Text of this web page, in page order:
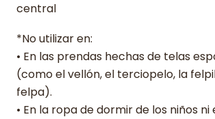
central
*No utilizar en:
• En las prendas hechas de telas
(como el vellón, el terciopelo, la
felpa).
• En la ropa de dormir de los niños ni